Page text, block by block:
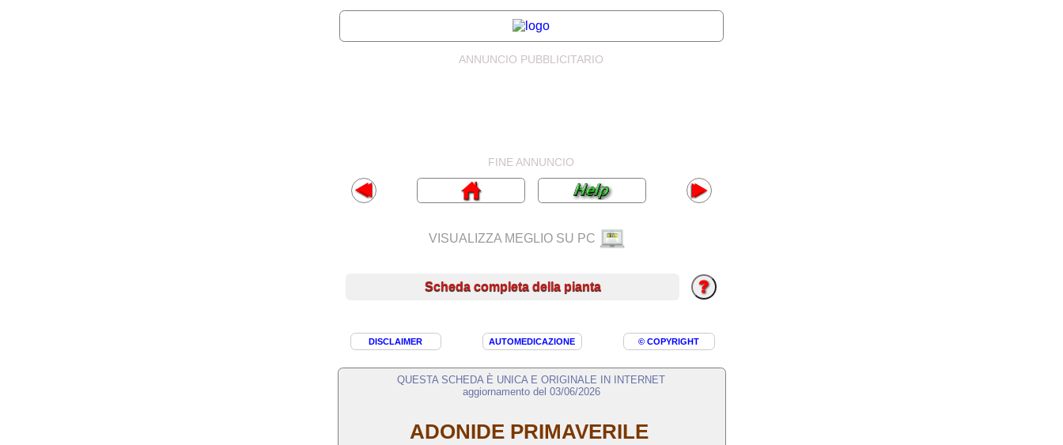
ANNUNCIO PUBBLICITARIO
FINE ANNUNCIO
VISUALIZZA MEGLIO SU PC
Scheda completa della pianta
DISCLAIMER AUTOMEDICAZIONE © COPYRIGHT
QUESTA SCHEDA È UNICA E ORIGINALE IN INTERNET
aggiornamento del 03/06/2026
ADONIDE PRIMAVERILE